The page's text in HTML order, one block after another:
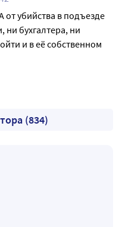
от убийства в подъезде
ни бухгалтера, ни
и в её собственном
(834)